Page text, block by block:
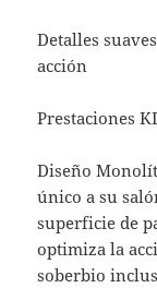
Detalles
acción
Prestaciones
Diseño
único a su
superficie de
optimiza la
soberbio